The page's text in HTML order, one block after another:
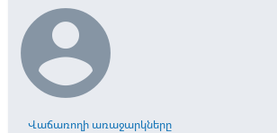

Վաճառողի առաջարկները